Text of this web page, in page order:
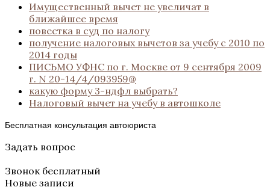
Имущественный вычет не увеличат в
ближайшее время
повестка в суд по налогу
получение налоговых вычетов за учебу с 2010 по
2014 годы
ПИСЬМО УФНС по г. Москве от 9 сентября 2009
г. N 20-14/4/093959@
какую форму 3-ндфл выбрать?
Налоговый вычет на учебу в автошколе
Бесплатная консультация автоюриста
Задать вопрос
Звонок бесплатный
Новые записи